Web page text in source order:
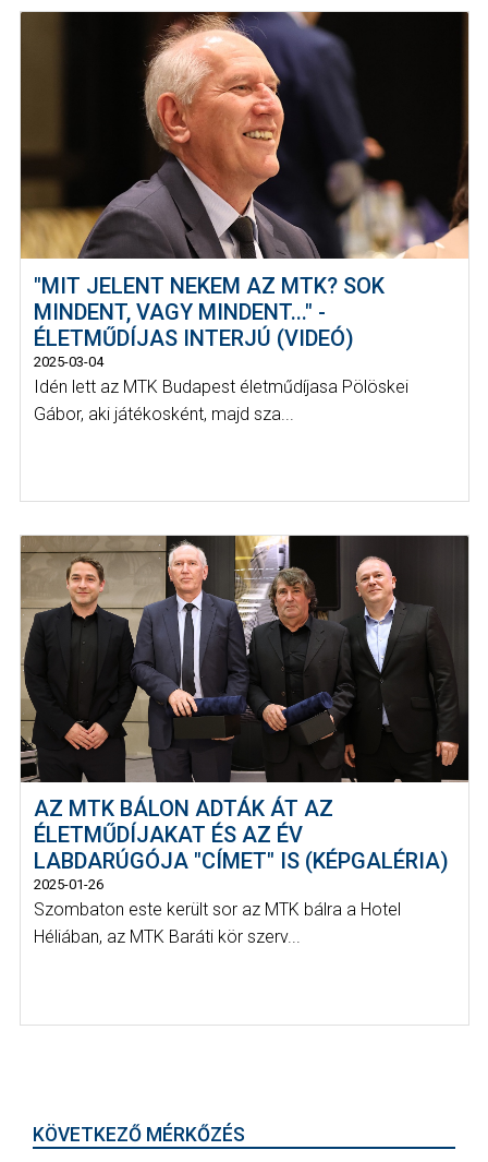
"MIT JELENT NEKEM AZ MTK? SOK
MINDENT, VAGY MINDENT..." -
ÉLETMŰDÍJAS INTERJÚ (VIDEÓ)
2025-03-04
Idén lett az MTK Budapest életműdíjasa Pölöskei
Gábor, aki játékosként, majd sza...
AZ MTK BÁLON ADTÁK ÁT AZ
ÉLETMŰDÍJAKAT ÉS AZ ÉV
LABDARÚGÓJA "CÍMET" IS (KÉPGALÉRIA)
2025-01-26
Szombaton este került sor az MTK bálra a Hotel
Héliában, az MTK Baráti kör szerv...
KÖVETKEZŐ MÉRKŐZÉS